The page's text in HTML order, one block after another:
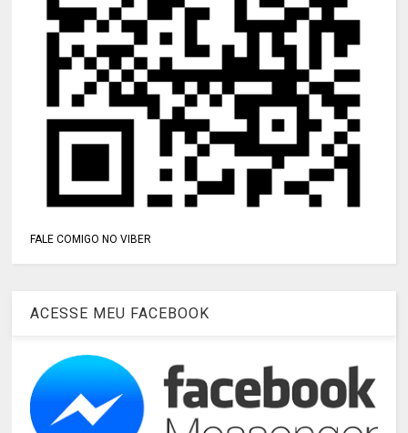
FALE COMIGO NO VIBER
ACESSE MEU FACEBOOK